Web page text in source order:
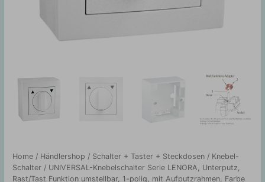
Home / Händlershop / Schalter + Taster + Steckdosen / Knebel-
Schalter / UNIVERSAL-Knebelschalter Serie LENORA, Unterputz,
Rast/Tast Funktion umstellbar, 1-polig, mit Aufputzrahmen, Farbe